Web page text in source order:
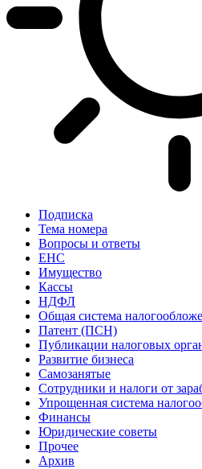
Подписка
Тема номера
Вопросы и ответы
ЕНС
Имущество
Кассы
НДФЛ
Общая система
Патент (ПСН)
Публикации налоговых
Развитие бизнеса
Самозанятые
Сотрудники и налоги от
Упрощенная система
Финансы
Юридические советы
Прочее
Архив